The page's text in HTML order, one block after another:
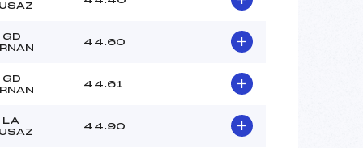
:
GD
44.60
GD
44.61
LA
44.90